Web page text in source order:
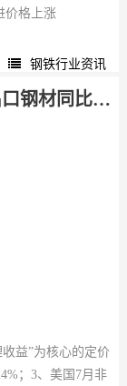
价格上涨
钢铁行业资讯
销量同比下降9.24%
益”为核心的定价
；3、美国7月非